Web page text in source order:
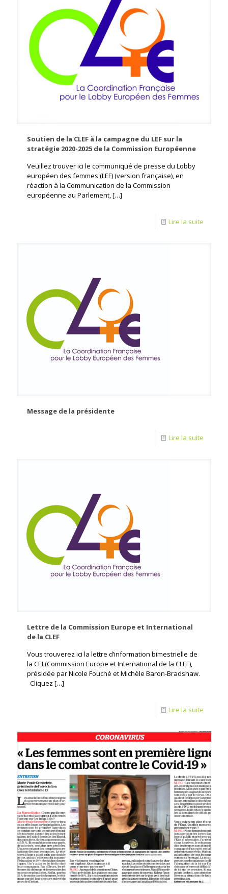
Soutien de la CLEF à la campagne du LEF sur la
stratégie 2020-2025 de la Commission Européenne
Veuillez trouver ici le communiqué de presse du Lobby
européen des femmes (LEF) (version française), en
réaction à la Communication de la Commission
européenne au Parlement,[…]
Lire la suite
Message de la présidente
Lire la suite
Lettre de la Commission Europe et International
de la CLEF
Vous trouverez ici la lettre d’information bimestrielle de
la CEI (Commission Europe et International de la CLEF),
présidée par Nicole Fouché et Michèle Baron-Bradshaw.
Cliquez […]
Lire la suite